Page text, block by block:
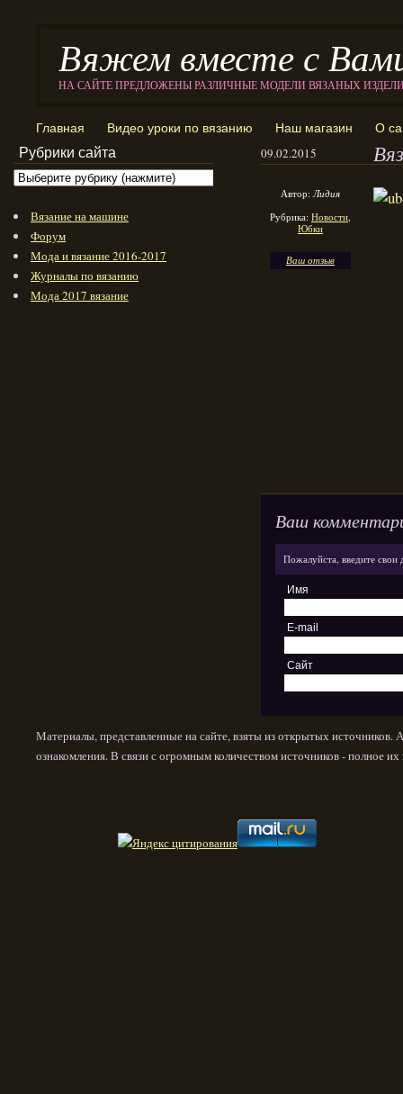
Вяжем вместе с
НА САЙТЕ ПРЕДЛОЖЕНЫ РАЗЛИЧНЫЕ МОДЕЛИ ВЯЗАНЫХ
Главная Видео уроки по вязанию Наш магазин О
09.02.2015
Автор:Лидия
Рубрика: Новости,
Юбки
Ваш отзыв
Ваш
Пожалуйста, введите
Имя
E-mail
Сайт
Рубрики сайта
Вязание на машине
Форум
Мода и вязание 2016-2017
Журналы по вязанию
Мода 2017 вязание
Материалы, представленные на сайте, взяты из открытых
ознакомления. В связи с огромным количеством источников - полное